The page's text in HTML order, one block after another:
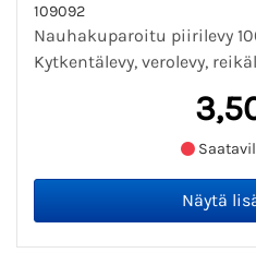
109092
Nauhakuparoitu piirilevy
Kytkentälevy, verolevy,